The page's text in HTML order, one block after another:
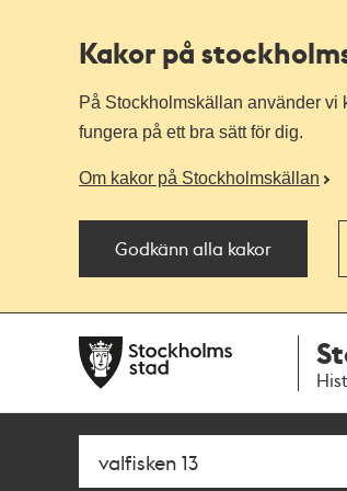
Kakor på
På Stockholmskällan använder vi
fungera på ett bra sätt för dig.
Om kakor på Stockholmskällan
Godkänn alla kakor
navigationen
huvudinnehållet
Sök